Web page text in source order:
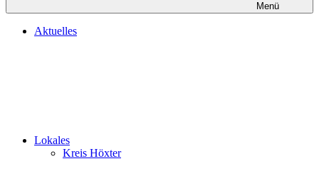
Menü
Aktuelles
Lokales
Kreis Höxter